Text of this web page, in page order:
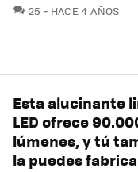
25 COMENTARIOS
HACE 4 AÑOS
Esta alucinante
LED ofrece
lúmenes, y tú
la puedes